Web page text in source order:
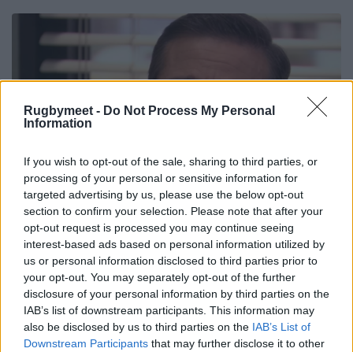
Rugbymeet - Do Not Process My Personal
Information
If you wish to opt-out of the sale, sharing to third parties, or
processing of your personal or sensitive information for
targeted advertising by us, please use the below opt-out
section to confirm your selection. Please note that after your
opt-out request is processed you may continue seeing
interest-based ads based on personal information utilized by
us or personal information disclosed to third parties prior to
your opt-out. You may separately opt-out of the further
disclosure of your personal information by third parties on the
IAB’s list of downstream participants. This information may
also be disclosed by us to third parties on the IAB’s List of
Downstream Participants that may further disclose it to other